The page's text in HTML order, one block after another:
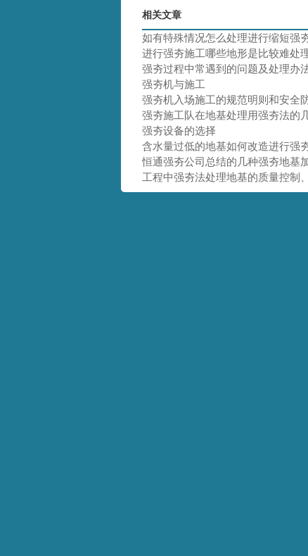
相关文章
如有特殊情况怎么处理进行缩短强
进行强夯施工哪些地形是比较难处
强夯过程中常遇到的问题及处理办
强夯机与施工
强夯机入场施工的规范明则和安全
强夯施工队在地基处理用强夯法的
强夯设备的选择
含水量过低的地基如何改造进行强
恒通强夯公司总结的几种强夯地基
工程中强夯法处理地基的质量控制